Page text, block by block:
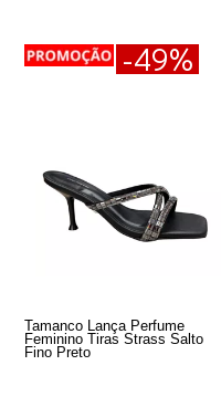
-49%
Tamanco Lança Perfume
Feminino Tiras Strass Salto
Fino Preto